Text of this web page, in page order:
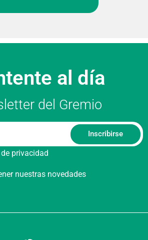
al día
del Gremio
privacidad
Inscribirse
nuestras novedades